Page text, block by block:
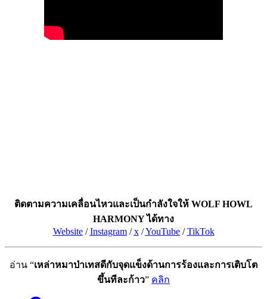
ติดตามความเคลื่อนไหวและเป็นกำลังใจให้ WOLF HOWL
HARMONY ได้ทาง
Website/Instagram/x/YouTube/TikTok
อ่าน “เหล่าหมาป่าเทสดีกับจุดแข็งด้านการร้องและการเติบโต
ขึ้นทีละก้าว” คลิก